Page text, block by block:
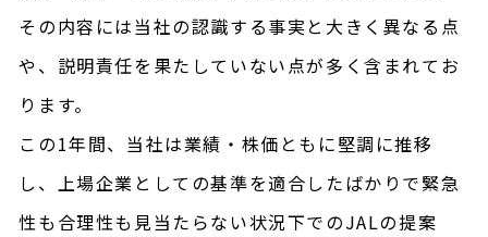
その内容には当社の認識する事実と大きく異なる点
や、説明責任を果たしていない点が多く含まれてお
ります。
この1年間、当社は業績・株価ともに堅調に推移
し、上場企業としての基準を適合したばかりで緊急
性も合理性も見当たらない状況下でのJALの提案